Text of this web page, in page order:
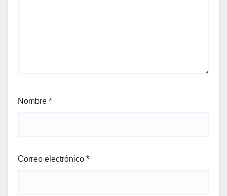
Nombre *
Correo electrónico *